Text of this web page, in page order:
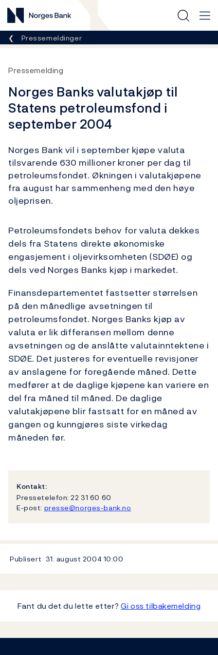
Norges Bank
Her er du nå:
Pressemeldinger
Pressemelding
Norges Banks valutakjøp til
Statens petroleumsfond i
september 2004
Norges Bank vil i september kjøpe valuta
tilsvarende 630 millioner kroner per dag til
petroleumsfondet. Økningen i valutakjøpene
fra august har sammenheng med den høye
oljeprisen.
Petroleumsfondets behov for valuta dekkes
dels fra Statens direkte økonomiske
engasjement i oljevirksomheten (SDØE) og
dels ved Norges Banks kjøp i markedet.
Finansdepartementet fastsetter størrelsen
på den månedlige avsetningen til
petroleumsfondet. Norges Banks kjøp av
valuta er lik differansen mellom denne
avsetningen og de anslåtte valutainntektene i
SDØE. Det justeres for eventuelle revisjoner
av anslagene for foregående måned. Dette
medfører at de daglige kjøpene kan variere en
del fra måned til måned. De daglige
valutakjøpene blir fastsatt for en måned av
gangen og kunngjøres siste virkedag
måneden før.
Kontakt:
Pressetelefon: 22 31 60 60
E-post: presse@norges-bank.no
Publisert 31. august 2004 10:00
Fant du det du lette etter?Gi oss tilbakemelding